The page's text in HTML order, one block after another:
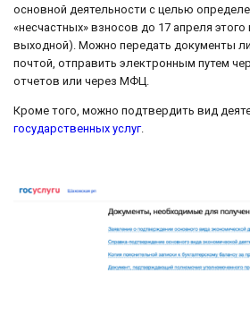
основной деятельности с целью
«несчастных» взносов до 17 апреля этого
выходной). Можно передать документы
почтой, отправить электронным путем
отчетов или через МФЦ.
Кроме того, можно подтвердить вид
государственных услуг.